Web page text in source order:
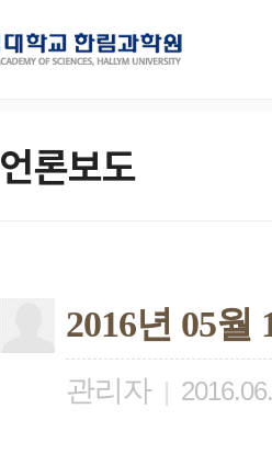
언론보도
2016년 05월
관리자 |